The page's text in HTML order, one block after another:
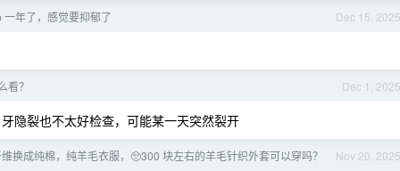
Dec 15, 2025
年了，感觉要抑郁了
Dec 1, 2025
看？
隐裂也不太好检查，可能某一天突然裂开
Nov 20, 2025
换成纯棉，纯羊毛衣服，🥺300 块左右的羊毛针织外套可以穿吗？